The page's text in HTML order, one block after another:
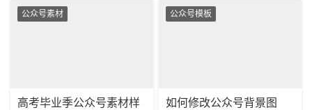
公众号素材
高考毕业季公众号素材样
公众号模板
如何修改公众号背景图